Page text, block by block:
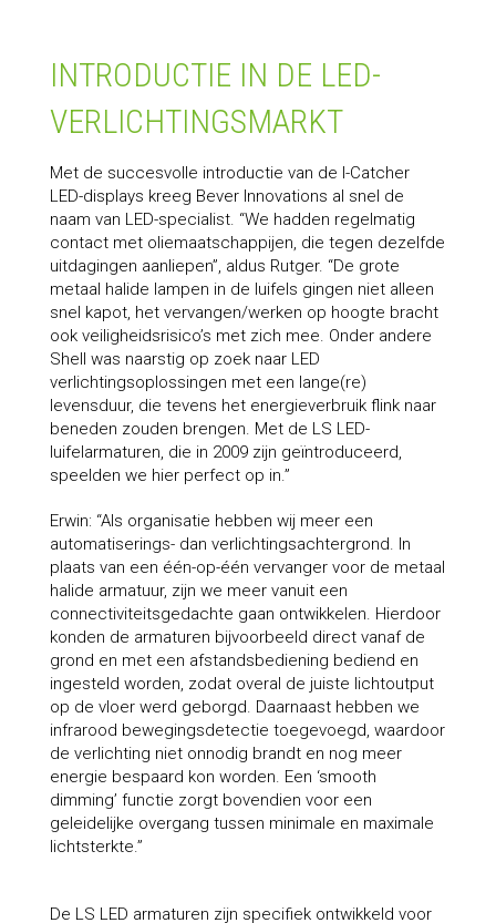
INTRODUCTIE IN DE LED-
VERLICHTINGSMARKT
Met de succesvolle introductie van de I-Catcher
LED-displays kreeg Bever Innovations al snel de
naam van LED-specialist. “We hadden regelmatig
contact met oliemaatschappijen, die tegen dezelfde
uitdagingen aanliepen”, aldus Rutger. “De grote
metaal halide lampen in de luifels gingen niet alleen
snel kapot, het vervangen/werken op hoogte bracht
ook veiligheidsrisico’s met zich mee. Onder andere
Shell was naarstig op zoek naar LED
verlichtingsoplossingen met een lange(re)
levensduur, die tevens het energieverbruik flink naar
beneden zouden brengen. Met de LS LED-
luifelarmaturen, die in 2009 zijn geïntroduceerd,
speelden we hier perfect op in.”
Erwin: “Als organisatie hebben wij meer een
automatiserings- dan verlichtingsachtergrond. In
plaats van een één-op-één vervanger voor de metaal
halide armatuur, zijn we meer vanuit een
connectiviteitsgedachte gaan ontwikkelen. Hierdoor
konden de armaturen bijvoorbeeld direct vanaf de
grond en met een afstandsbediening bediend en
ingesteld worden, zodat overal de juiste lichtoutput
op de vloer werd geborgd. Daarnaast hebben we
infrarood bewegingsdetectie toegevoegd, waardoor
de verlichting niet onnodig brandt en nog meer
energie bespaard kon worden. Een ‘smooth
dimming’ functie zorgt bovendien voor een
geleidelijke overgang tussen minimale en maximale
lichtsterkte.”
De LS LED armaturen zijn specifiek ontwikkeld voor